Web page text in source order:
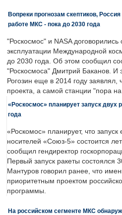
Вопреки прогнозам скептиков,
работе МКС - пока до 2030 года
"Роскосмос" и NASA
эксплуатации Международной
до 2030 года. Об этом сообщил
"Роскосмоса" Дмитрий Баканов. И
Рогозин еще в 2014 году заявлял,
проекта, а самой станции "пора
«Роскосмос» планирует запуск двух
года
«Роскомос» планирует, что запуск
носителей «Союз-5» состоится
сообщил гендиректор
Первый запуск ракеты состоялся
Мантуров говорил ранее, что
приоритетным проектом
программы.
На российском сегменте МКС